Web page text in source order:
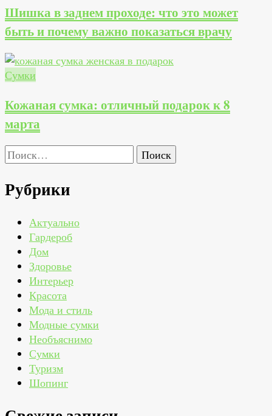
Шишка в заднем проходе: что это может
быть и почему важно показаться врачу
Сумки
Кожаная сумка: отличный подарок к 8
марта
Найти:
Рубрики
Актуально
Гардероб
Дом
Здоровье
Интерьер
Красота
Мода и стиль
Модные сумки
Необъяснимо
Сумки
Туризм
Шопинг